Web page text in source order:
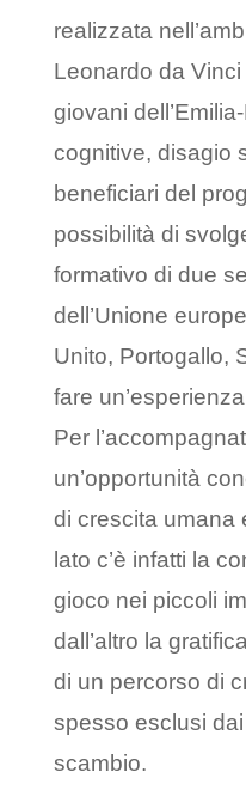
realizzata
Leonardo da
giovani
cognitive, disagio
beneficiari del
possibilità di
formativo di due
dell’Unione
Unito, Portogallo,
fare
Per
un’opportunità
di crescita umana
lato c’è infatti la
gioco nei piccoli
dall’altro la
di un percorso di
spesso esclusi
scambio.